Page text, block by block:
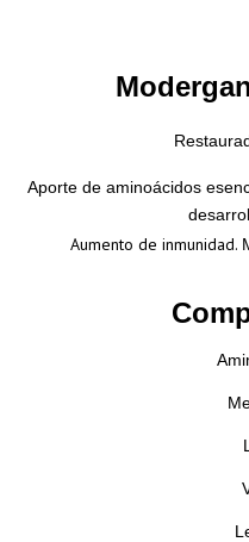
Aporte de aminoácidos
Aumento de inmunidad.